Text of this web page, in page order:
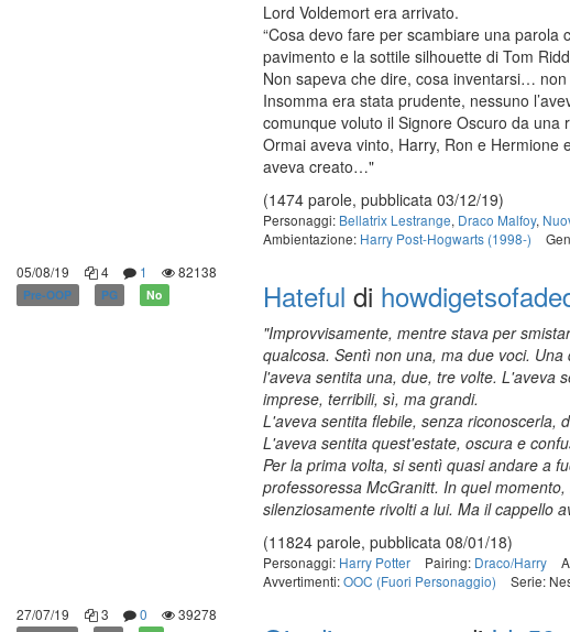
Lord Voldemort era arrivato.
“Cosa devo fare per scambiare una parola
pavimento e la sottile silhouette di Tom
Non sapeva che dire, cosa inventarsi…
Insomma era stata prudente, nessuno
comunque voluto il Signore Oscuro da una
Ormai aveva vinto, Harry, Ron e
aveva creato…"
(1474 parole, pubblicata 03/12/19)
Personaggi: Bellatrix Lestrange, Draco Malfoy,
Ambientazione: Harry Post-Hogwarts (1998-)
05/08/19
4 1 82138
Pre-OOP PG No Hateful di
"Improvvisamente, mentre stava per
qualcosa. Sentì non una, ma due voci.
l'aveva sentita una, due, tre volte. L'aveva
imprese, terribili, sì, ma grandi.
L'aveva sentita flebile, senza riconoscerla,
L'aveva sentita quest'estate, oscura e
Per la prima volta, si sentì quasi andare a
professoressa McGranitt. In quel
silenziosamente rivolti a lui. Ma il cappello
(11824 parole, pubblicata 08/01/18)
Personaggi: Harry Potter Pairing: Draco/Harry
Avvertimenti:OOC (Fuori Personaggio) Serie:
27/07/19
3 0 39278